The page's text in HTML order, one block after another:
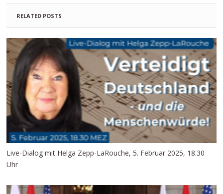
RELATED POSTS
Live-Dialog mit Helga Zepp-LaRouche, 5. Februar 2025, 18.30
Uhr